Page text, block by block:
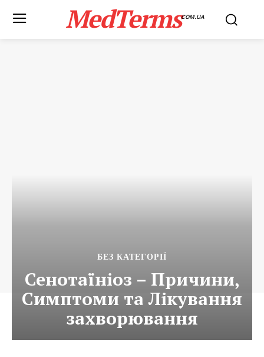
MedTermsCOM.UA
БЕЗ КАТЕГОРІЇ
Сенотаїніоз – Причини,
Симптоми та Лікування
захворювання